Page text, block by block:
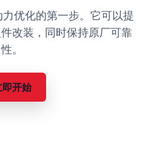
优化的第一步。它可以提
改装，同时保持原厂可靠
性。
即开始